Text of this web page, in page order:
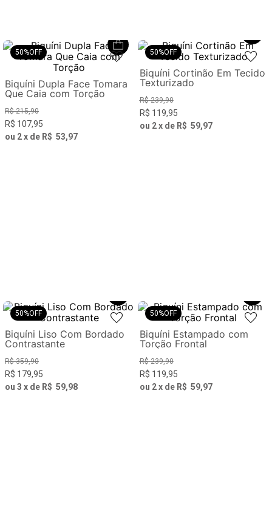
50%OFF
Biquíni Dupla Face Tomara
Que Caia com Torção
R$ 215,90
R$ 107,95
ou 2x de R$ 53,97
50%OFF
Biquíni Cortinão Em Tecido
Texturizado
R$ 239,90
R$ 119,95
ou 2 x de R$ 59,97
50%OFF
Biquíni Liso Com Bordado
Contrastante
R$ 359,90
R$ 179,95
ou 3 x de R$ 59,98
50%OFF
Biquíni Estampado com
Torção Frontal
R$ 239,90
R$ 119,95
ou 2 x de R$ 59,97